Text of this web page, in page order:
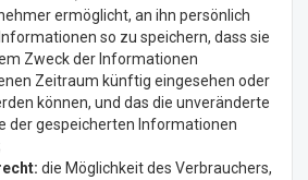
ermöglicht, an ihn persönlich
so zu speichern, dass sie
Zweck der Informationen
Zeitraum künftig eingesehen oder
können, und das die unveränderte
der gespeicherten Informationen
die Möglichkeit des Verbrauchers,